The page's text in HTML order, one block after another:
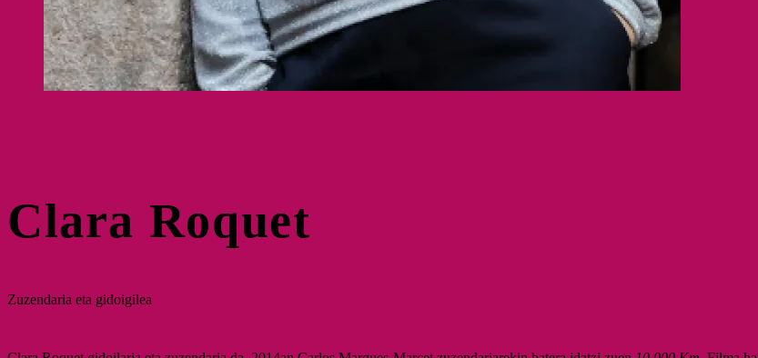
Clara Roquet
Zuzendaria eta gidoigilea